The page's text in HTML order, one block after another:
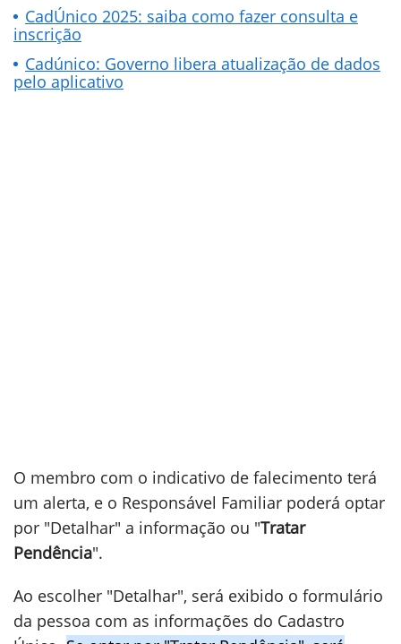
CadÚnico 2025: saiba como fazer consulta e
inscrição
Cadúnico: Governo libera atualização de dados
pelo aplicativo
O membro com o indicativo de falecimento terá
um alerta, e o Responsável Familiar poderá optar
por "Detalhar" a informação ou "Tratar
Pendência".
Ao escolher "Detalhar", será exibido o formulário
da pessoa com as informações do Cadastro